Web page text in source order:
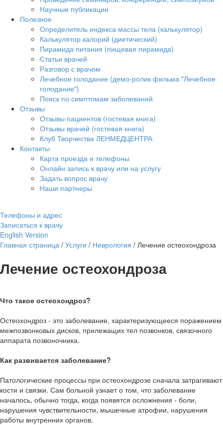
Научные публикации
Полезное
Определитель индекса массы тела (калькулятор)
Калькулятор калорий (диетический)
Пирамида питания (пищевая пирамида)
Статьи врачей
Разговор с врачом
Лечебное голодание (демо-ролик фильма "Лечебное
голодание")
Поиск по симптомам заболеваний
Отзывы
Отзывы пациентов (гостевая книга)
Отзывы врачей (гостевая книга)
Клуб Творчества ЛЕНМЕДЦЕНТРА
Контакты
Карта проезда и телефоны
Онлайн запись к врачу или на услугу
Задать вопрос врачу
Наши партнеры
Телефоны и адрес
Записаться к врачу
English Version
Главная страница / Услуги / Неврология / Лечение остеохондроза
Лечение остеохондроза
Что такое остеохондроз?
Остеохондроз - это заболевание, характеризующееся поражением
межпозвонковых дисков, прилежащих тел позвонков, связочного
аппарата позвоночника.
Как развивается заболевание?
Патологические процессы при остеохондрозе сначала затрагивают
кости и связки. Сам больной узнает о том, что заболевание
началось, обычно тогда, когда появятся осложнения - боли,
нарушения чувствительности, мышечные атрофии, нарушения
работы внутренних органов.